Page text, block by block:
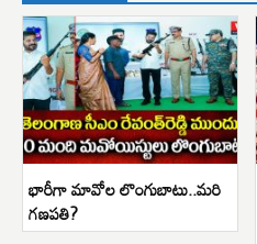
భారీగా మావోల లొంగుబాటు..మరి
గణపతి?